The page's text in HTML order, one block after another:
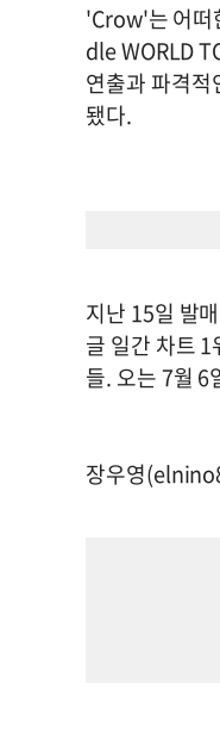
'Crow'는 어떠
dle WORLD
연출과 파격
됐다.
지난 15일 발
글 일간 차트
들. 오는 7월 6
장우영(